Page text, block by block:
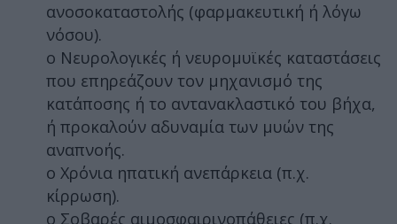
ανοσοκαταστολής (φαρμακευτική ή λόγω
νόσου).
o Νευρολογικές ή νευρομυϊκές καταστάσεις
που επηρεάζουν τον μηχανισμό της
κατάποσης ή το αντανακλαστικό του βήχα,
ή προκαλούν αδυναμία των μυών της
αναπνοής.
o Χρόνια ηπατική ανεπάρκεια (π.χ.
κίρρωση).
o Σοβαρές αιμοσφαιρινοπάθειες (π.χ.